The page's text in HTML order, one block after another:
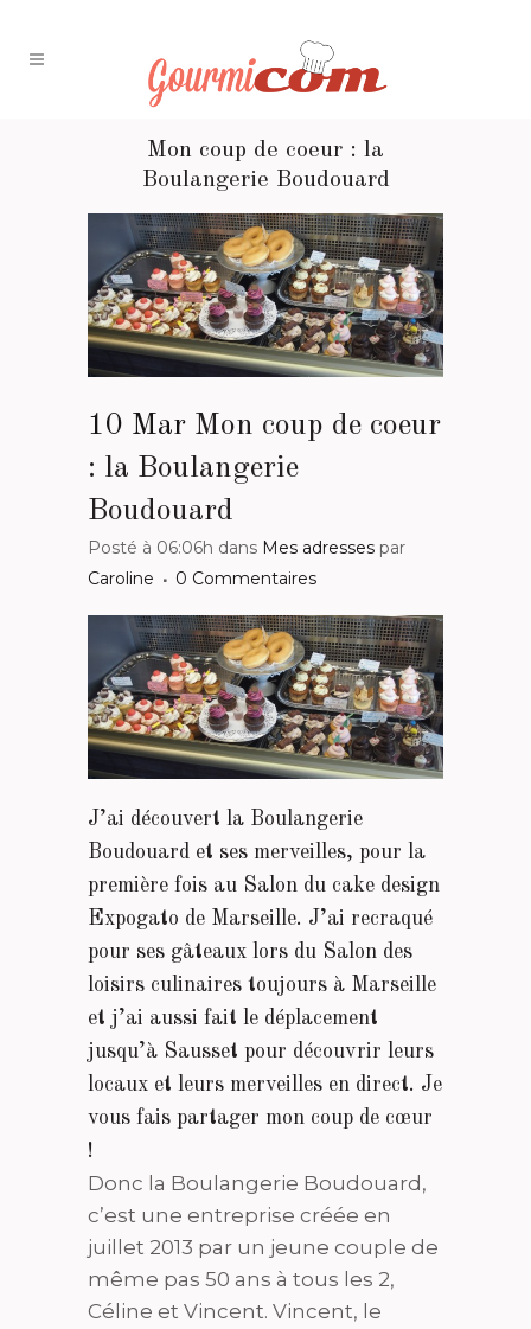
Mon coup de coeur : la
Boulangerie Boudouard
10 Mar Mon coup de coeur
: la Boulangerie
Boudouard
Posté à 06:06h dans Mes adresses par
Caroline
0 Commentaires
J’ai découvert la Boulangerie
Boudouard et ses merveilles, pour la
première fois au Salon du cake design
Expogato de Marseille. J’ai recraqué
pour ses gâteaux lors du Salon des
loisirs culinaires toujours à Marseille
et j’ai aussi fait le déplacement
jusqu’à Sausset pour découvrir leurs
locaux et leurs merveilles en direct. Je
vous fais partager mon coup de cœur
!
Donc la Boulangerie Boudouard,
c’est une entreprise créée en
juillet 2013 par un jeune couple de
même pas 50 ans à tous les 2,
Céline et Vincent. Vincent, le